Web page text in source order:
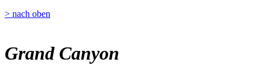
> nach oben
Grand Canyon